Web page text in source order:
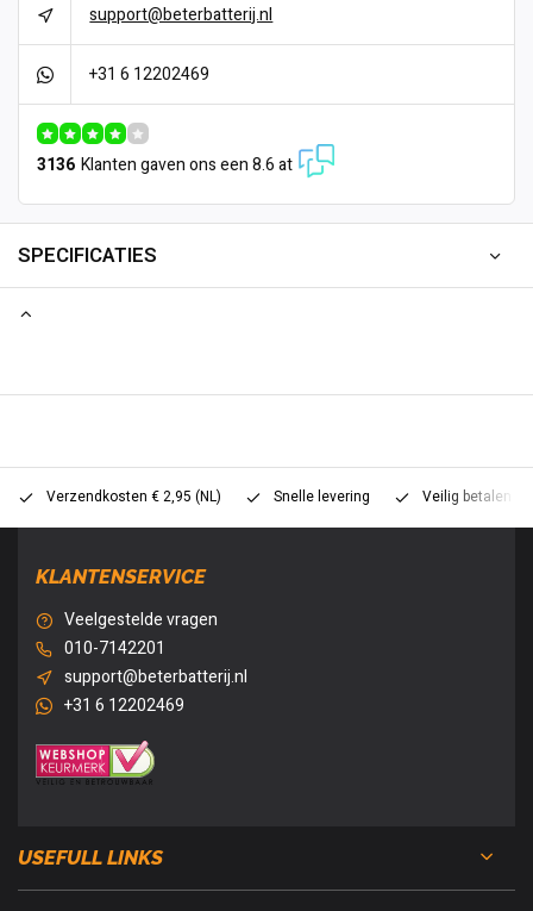
support@beterbatterij.nl
+31 6 12202469
3136 Klanten gaven ons een 8.6 at
SPECIFICATIES
Verzendkosten € 2,95 (NL) Snelle levering Veilig betalen
KLANTENSERVICE
Veelgestelde vragen
010-7142201
support@beterbatterij.nl
+31 6 12202469
USEFULL LINKS